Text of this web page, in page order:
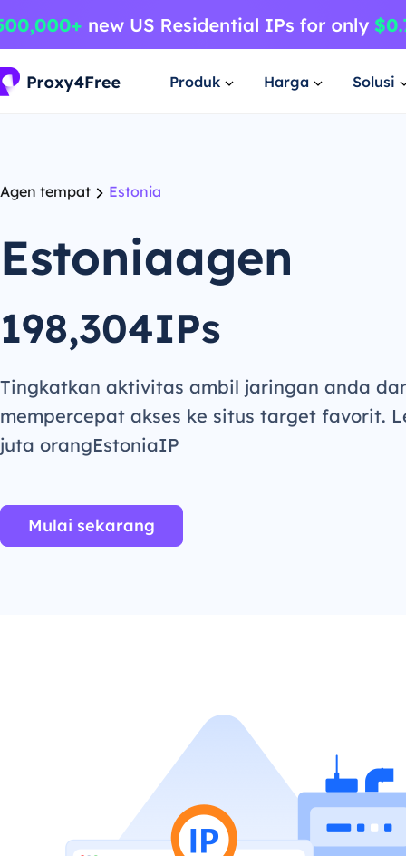
Produk Harga Solusi
Agen tempat Estonia
Estoniaagen
198,304IPs
Tingkatkan aktivitas ambil jaringan anda
mempercepat akses ke situs target favorit.
juta orangEstoniaIP
Mulai sekarang